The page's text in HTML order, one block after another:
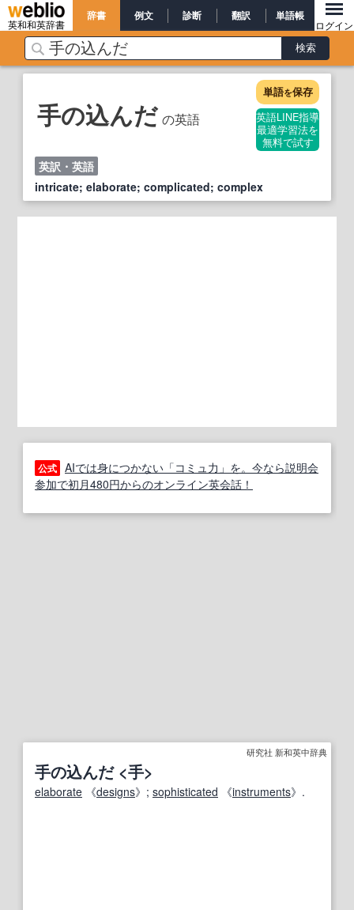
英和和英辞書
辞書 例文 診断 翻訳 単語帳
ログイン
手の込んだ の英語
単語を保存
英語LINE指導
最適学習法を
無料で試す
英訳・英語
intricate; elaborate; complicated; complex
公式 AIでは身につかない「コミュ力」を。今なら説明会
参加で初月480円からのオンライン英会話！
研究社 新和英中辞典
手の込んだ <手>
elaborate 《designs》; sophisticated 《instruments》.